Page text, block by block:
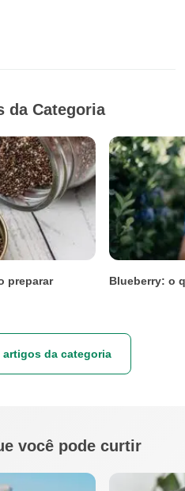
da Categoria
preparar Blueberry: o
da categoria
você pode curtir